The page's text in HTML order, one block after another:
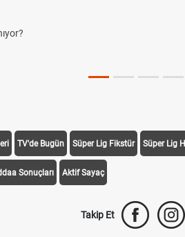
TV'de Bugün Süper Lig Fikstür Süper Lig
Sonuçları Aktif Sayaç
Takip Et